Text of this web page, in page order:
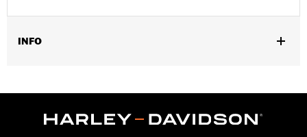
INFO
modellen vereisen de aparte aankoop van valbeugel P/N
49000284 of P/N 49000285. Road Glide en Road Glide 3